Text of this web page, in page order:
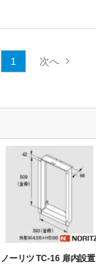
1
ノーリツ TC-16 扉内設置